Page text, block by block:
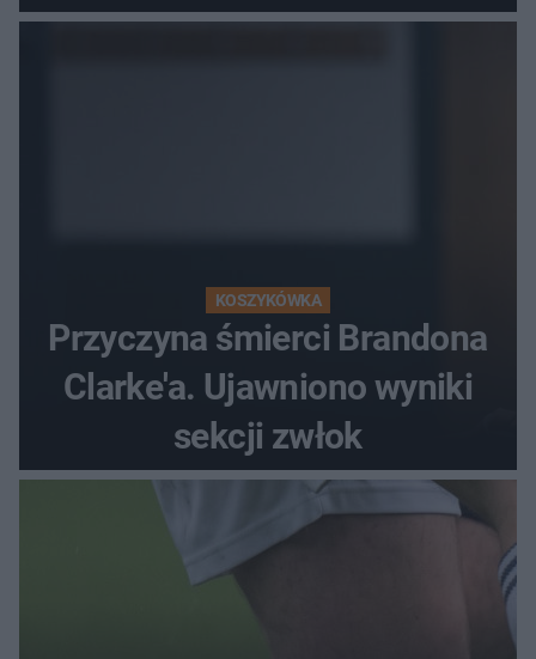
popłochu
KOSZYKÓWKA
Przyczyna śmierci Brandona
Clarke'a. Ujawniono wyniki
sekcji zwłok